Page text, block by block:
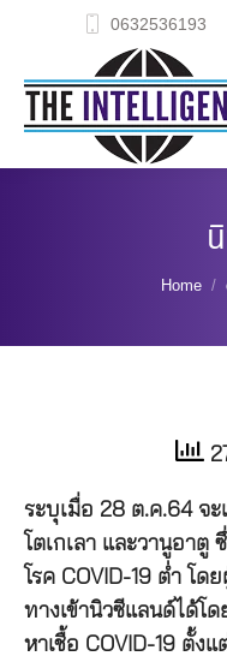
0632536193
You
Home
ระบุเมื่อ 28 ต.ค.64 จ
โตเกเลา และวานูอาตู
โรค COVID-19 ต่ำ โ
ทางเข้านิวซีแลนด์ได้โ
หาเชื้อ COVID-19 ตั้ง